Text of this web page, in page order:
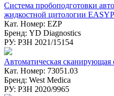
Система пробоподготовки
жидкостной цитологии
Кат. Номер: EZP
Бренд: YD Diagnostics
РУ: РЗН 2021/15154
Автоматическая сканирующая
Кат. Номер: 73051.03
Бренд: West Medica
РУ: РЗН 2020/9965